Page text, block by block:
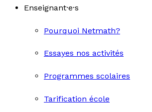
Enseignant·e·s
Pourquoi Netmath?
Essayes nos activités
Programmes scolaires
Tarification école